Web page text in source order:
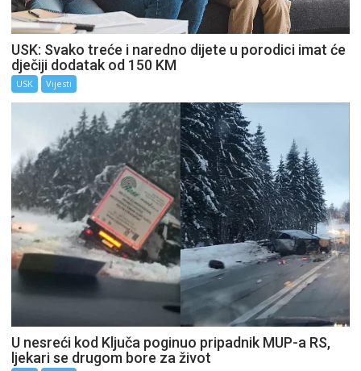
USK: Svako treće i naredno dijete u porodici imat će
dječiji dodatak od 150 KM
USK Vijesti
U nesreći kod Ključa poginuo pripadnik MUP-a RS,
ljekari se drugom bore za život